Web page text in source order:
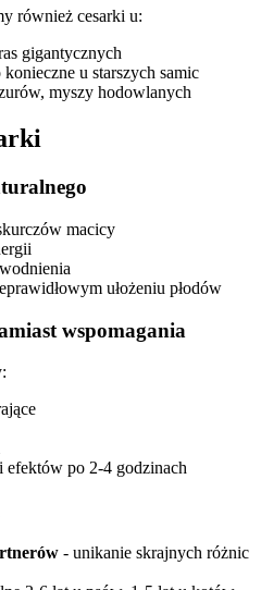
również cesarki u:
gigantycznych
konieczne u starszych samic
myszy hodowlanych
macicy
ułożeniu płodów
wspomagania
efektów po 2-4 godzinach
- unikanie skrajnych różnic